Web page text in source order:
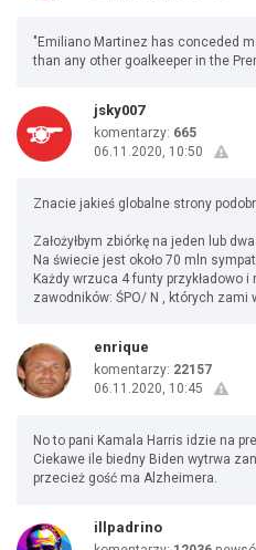
"Emiliano Martinez has conceded
than any other goalkeeper in the
jsky007
komentarzy: 665
06.11.2020, 10:50
Znacie jakieś globalne strony
Założyłbym zbiórkę na jeden lub
Na świecie jest około 70 mln
Każdy wrzuca 4 funty przykładowo
zawodników: ŚPO/ N , których zami
enrique
komentarzy: 22157
06.11.2020, 10:45
No to pani Kamala Harris idzie na
Ciekawe ile biedny Biden wytrwa
przecież gość ma Alzheimera.
illpadrino